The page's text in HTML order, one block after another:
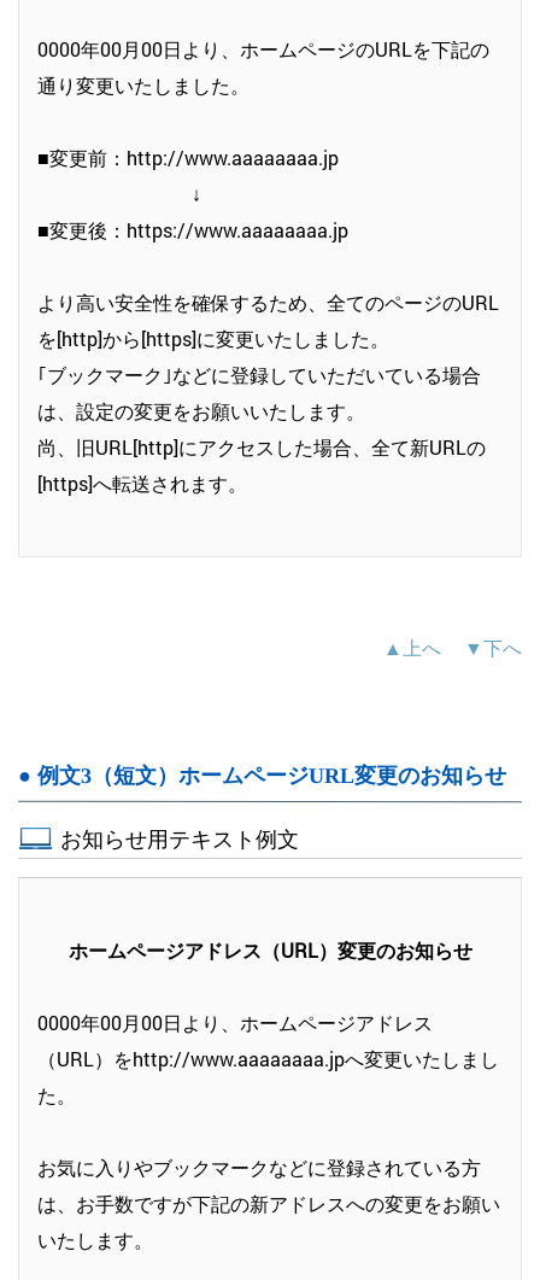
0000年00月00日より、ホームページのURLを下記の
通り変更いたしました。
■変更前：http://www.aaaaaaaa.jp
↓
■変更後：https://www.aaaaaaaa.jp
より高い安全性を確保するため、全てのページのURL
を[http]から[https]に変更いたしました。
｢ブックマーク｣などに登録していただいている場合
は、設定の変更をお願いいたします。
尚、旧URL[http]にアクセスした場合、全て新URLの
[https]へ転送されます。
▲上へ ▼下へ
● 例文3（短文）ホームページURL変更のお知らせ
お知らせ用テキスト例文
ホームページアドレス（URL）変更のお知らせ
0000年00月00日より、ホームページアドレス
（URL）をhttp://www.aaaaaaaa.jpへ変更いたしまし
た。
お気に入りやブックマークなどに登録されている方
は、お手数ですが下記の新アドレスへの変更をお願い
いたします。